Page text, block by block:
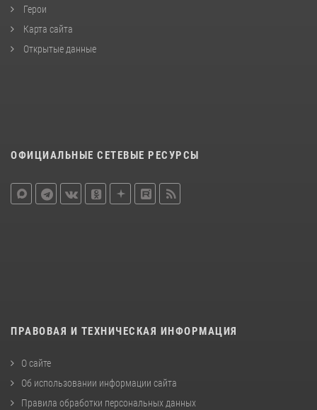
Герои
Карта сайта
Открытые данные
ОФИЦИАЛЬНЫЕ СЕТЕВЫЕ РЕСУРСЫ
ПРАВОВАЯ И ТЕХНИЧЕСКАЯ ИНФОРМАЦИЯ
О сайте
Об использовании информации сайта
Правила обработки персональных данных